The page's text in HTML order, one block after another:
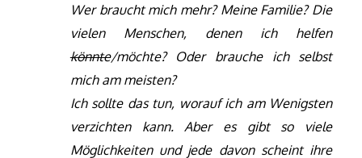
Wer braucht mich mehr? Meine Familie? Die
vielen Menschen, denen ich helfen
könnte/möchte? Oder brauche ich selbst
mich am meisten?
Ich sollte das tun, worauf ich am Wenigsten
verzichten kann. Aber es gibt so viele
Möglichkeiten und jede davon scheint ihre